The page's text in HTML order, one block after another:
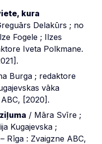
kura
Delakūrs ; no
Fogele ; Ilzes
Iveta Polkmane.
Burga ; redaktore
vāka
[2020].
/ Māra Svīre ;
Kugajevska ;
Rīga : Zvaigzne ABC,